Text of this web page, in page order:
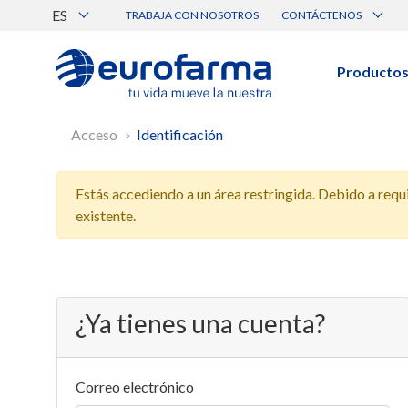
ES TRABAJA CON NOSOTROS CONTÁCTENOS
Canal de Ética Eurofarma
Productos
Acceso Identificación
Estás accediendo a un área restringida. Debido a
existente.
¿Ya tienes una cuenta?
Correo electrónico